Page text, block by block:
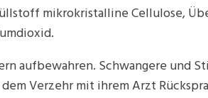
mikrokristalline Cellulose,
aufbewahren. Schwangere und
Verzehr mit ihrem Arzt